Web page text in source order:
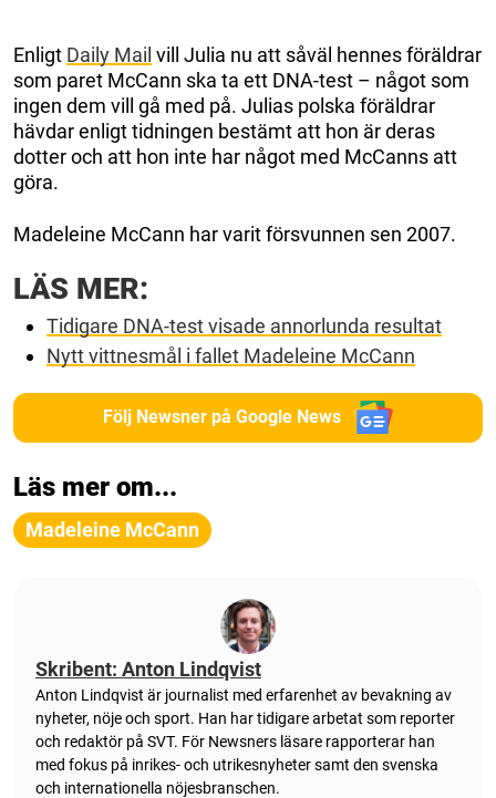
Enligt Daily Mail vill Julia nu att såväl hennes föräldrar
som paret McCann ska ta ett DNA-test – något som
ingen dem vill gå med på. Julias polska föräldrar
hävdar enligt tidningen bestämt att hon är deras
dotter och att hon inte har något med McCanns att
göra.
Madeleine McCann har varit försvunnen sen 2007.
LÄS MER:
Tidigare DNA-test visade annorlunda resultat
Nytt vittnesmål i fallet Madeleine McCann
Följ Newsner på Google News
Läs mer om...
Madeleine McCann
Skribent: Anton Lindqvist
Anton Lindqvist är journalist med erfarenhet av bevakning av
nyheter, nöje och sport. Han har tidigare arbetat som reporter
och redaktör på SVT. För Newsners läsare rapporterar han
med fokus på inrikes- och utrikesnyheter samt den svenska
och internationella nöjesbranschen.